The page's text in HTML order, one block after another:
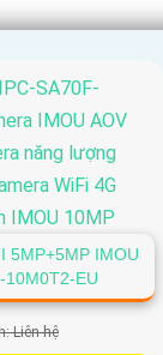
5MP+5MP IMOU
10M0T2-EU
Liên hệ